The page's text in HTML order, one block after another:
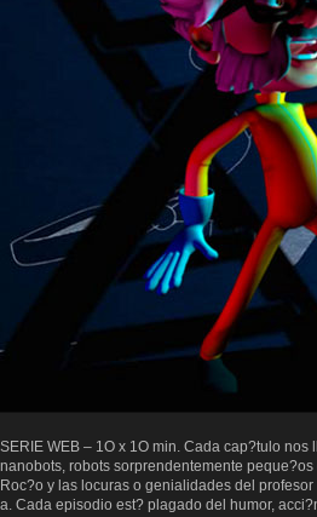
SERIE WEB – 1O x 1O min. Cada cap?tulo
nanobots, robots sorprendentemente
Roc?o y las locuras o genialidades del
a. Cada episodio est? plagado del humor,